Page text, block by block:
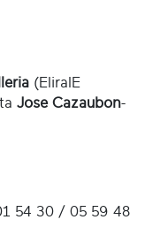
(EliralE
Jose Cazaubon-
54 30 / 05 59 48